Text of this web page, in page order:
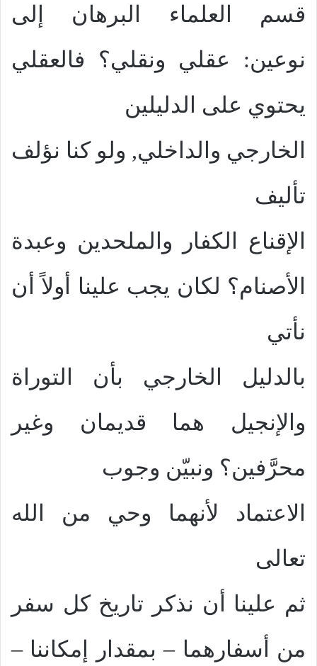
قسم العلماء البرهان إلى
نوعين: عقلي ونقلي؟ فالعقلي
يحتوي على الدليلين
الخارجي والداخلي, ولو كنا نؤلف
تأليف
الإقناع الكفار والملحدين وعبدة
الأصنام؟ لكان يجب علينا أولاً أن
نأتي
بالدليل الخارجي بأن التوراة
والإنجيل هما قديمان وغير
محرَّفين؟ ونبيّن وجوب
الاعتماد لأنهما وحي من الله
تعالى
ثم علينا أن نذكر تاريخ كل سفر
من أسفارهما – بمقدار إمكاننا –